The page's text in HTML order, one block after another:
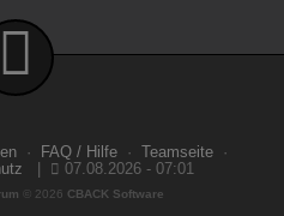
· FAQ / Hilfe· Teamseite·
07.08.2026 - 07:01
© 2026 CBACK Software